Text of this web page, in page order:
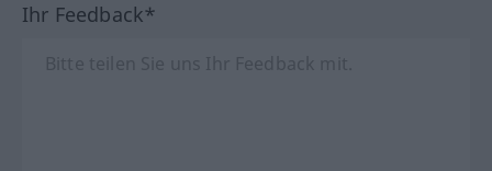
Ihr Feedback*